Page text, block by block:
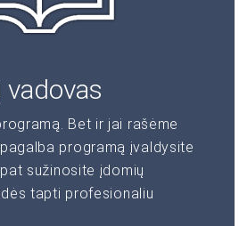
Bet ir jai rašėme
programą įvaldysite
sužinosite įdomių
tapti profesionaliu